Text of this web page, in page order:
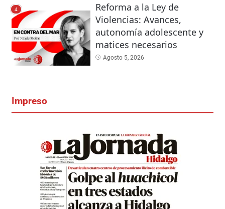
4
Reforma a la Ley de
Violencias: Avances,
autonomía adolescente y
matices necesarios
Agosto 5, 2026
Impreso